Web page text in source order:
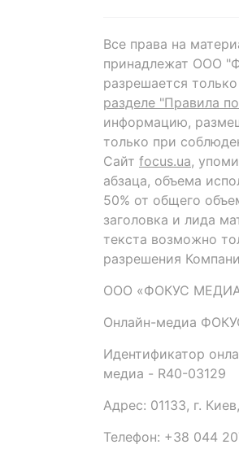
Все права на
принадлежат ООО
разрешается
разделе "Правила
информацию,
только при
Сайт focus.ua,
абзаца, объема
50% от общего
заголовка и лида
текста возможно
разрешения
ООО «ФОКУС
Онлайн-медиа
Идентификатор
медиа - R40-03129
Адрес: 01133, г.
Телефон: +38 044